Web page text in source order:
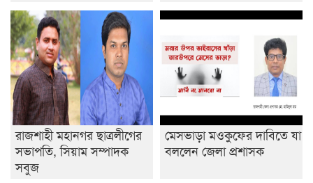
রাজশাহী মহানগর ছাত্রলীগের
সভাপতি, সিয়াম সম্পাদক
সবুজ
মেসভাড়া মওকুফের দাবিতে যা
বললেন জেলা প্রশাসক